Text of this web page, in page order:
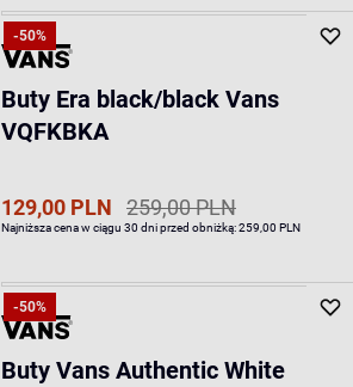
-50%
Buty Era black/black Vans
VQFKBKA
129,00 PLN 259,00 PLN
Najniższa cena w ciągu 30 dni przed obniżką:259,00 PLN
-50%
Buty Vans Authentic White